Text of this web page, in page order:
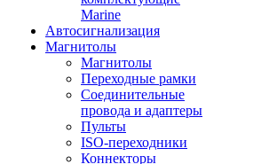
Marine
Автосигнализация
Магнитолы
Магнитолы
Переходные рамки
Соединительные
провода и адаптеры
Пульты
ISO-переходники
Коннекторы